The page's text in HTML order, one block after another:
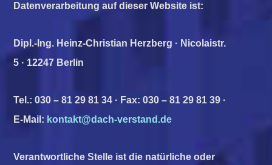
Datenverarbeitung auf dieser Website ist:
Dipl.-Ing. Heinz-Christian Herzberg · Nicolaistr.
5 · 12247 Berlin
Tel.: 030 – 81 29 81 34 · Fax: 030 – 81 29 81 39 ·
E-Mail: kontakt@dach-verstand.de
Verantwortliche Stelle ist die natürliche oder